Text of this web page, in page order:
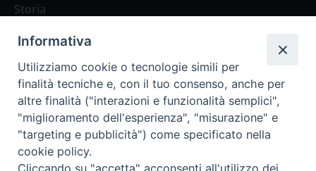
Storia
Abbonamenti
Abbonamento Annuale Digitale
Abbonamento Annuale Cartaceo
Abbonamento Singola Copia Digitale
Informativa
Utilizziamo cookie o tecnologie simili per
finalità tecniche e, con il tuo consenso, anche per
altre finalità ("interazioni e funzionalità semplici",
"miglioramento dell'esperienza", "misurazione" e
"targeting e pubblicità") come specificato nella
cookie policy.